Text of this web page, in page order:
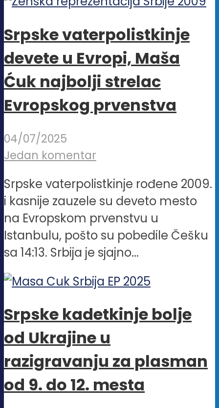
Srpske vaterpolistkinje
devete u Evropi, Maša
Ćuk najbolji strelac
Evropskog prvenstva
04/07/2025
Jedan komentar
Srpske vaterpolistkinje rođene 2009.
i kasnije zauzele su deveto mesto
na Evropskom prvenstvu u
Istanbulu, pošto su pobedile Češku
sa 14:13. Srbija je sjajno...
Srpske kadetkinje bolje
od Ukrajine u
razigravanju za plasman
od 9. do 12. mesta